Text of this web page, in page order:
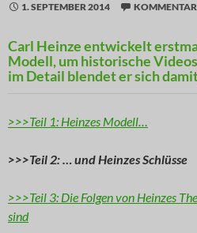
1. SEPTEMBER 2014
Carl Heinze entwickelt
Modell, um historische
im Detail blendet er sich
>>>Teil 1: Heinzes Modell…
>>>Teil 2: … und Heinzes Schlüsse
>>>Teil 3: Die Folgen von Heinzes
sind